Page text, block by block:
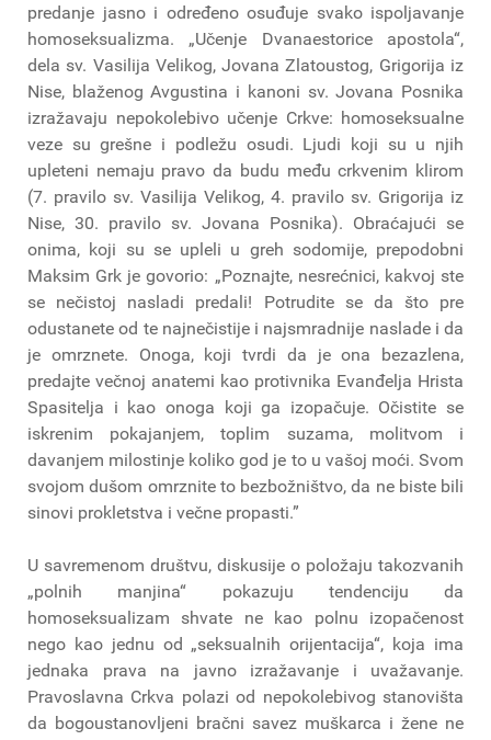
predanje jasno i određeno osuđuje svako ispoljavanje
homoseksualizma. „Učenje Dvanaestorice apostola“,
dela sv. Vasilija Velikog, Jovana Zlatoustog, Grigorija iz
Nise, blaženog Avgustina i kanoni sv. Jovana Posnika
izražavaju nepokolebivo učenje Crkve: homoseksualne
veze su grešne i podležu osudi. Ljudi koji su u njih
upleteni nemaju pravo da budu među crkvenim klirom
(7. pravilo sv. Vasilija Velikog, 4. pravilo sv. Grigorija iz
Nise, 30. pravilo sv. Jovana Posnika). Obraćajući se
onima, koji su se upleli u greh sodomije, prepodobni
Maksim Grk je govorio: „Poznajte, nesrećnici, kakvoj ste
se nečistoj nasladi predali! Potrudite se da što pre
odustanete od te najnečistije i najsmradnije naslade i da
je omrznete. Onoga, koji tvrdi da je ona bezazlena,
predajte večnoj anatemi kao protivnika Evanđelja Hrista
Spasitelja i kao onoga koji ga izopačuje. Očistite se
iskrenim pokajanjem, toplim suzama, molitvom i
davanjem milostinje koliko god je to u vašoj moći. Svom
svojom dušom omrznite to bezbožništvo, da ne biste bili
sinovi prokletstva i večne propasti.”
U savremenom društvu, diskusije o položaju takozvanih
„polnih manjina“ pokazuju tendenciju da
homoseksualizam shvate ne kao polnu izopačenost
nego kao jednu od „seksualnih orijentacija“, koja ima
jednaka prava na javno izražavanje i uvažavanje.
Pravoslavna Crkva polazi od nepokolebivog stanovišta
da bogoustanovljeni bračni savez muškarca i žene ne